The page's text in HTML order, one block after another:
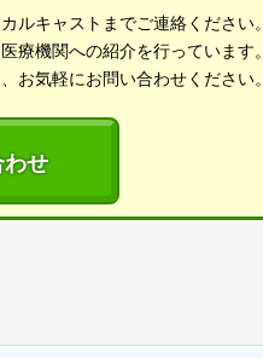
ルキャストまでご連絡ください。
療機関への紹介を行っています。
お気軽にお問い合わせください。
わせ